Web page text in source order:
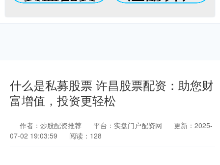
什么是私募股票 许昌股票配资：助您财
富增值，投资更轻松
作者：炒股配资推荐 平台：实盘门户配资网
更新：2025-
07-02 19:03:59
阅读：128